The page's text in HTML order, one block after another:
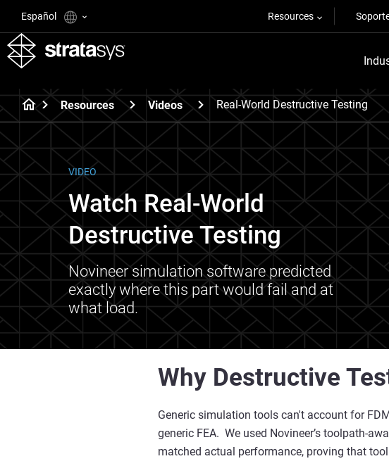
Español Resources
Resources Videos Real-World Destructive Testing
VIDEO
Watch Real-World
Destructive Testing
Novineer simulation software predicted
exactly where this part would fail and at
what load.
Why Destructive
Generic simulation tools can't account for
generic FEA. We used Novineer’s toolpath-
matched actual performance, proving that